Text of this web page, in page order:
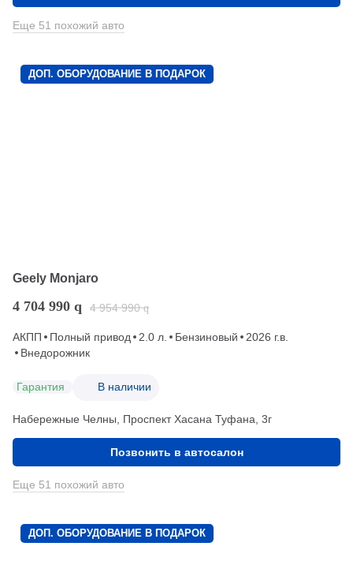
Еще 51 похожий авто
ДОП. ОБОРУДОВАНИЕ В ПОДАРОК
Geely Monjaro
4 704 990 q 4 954 990 q
АКПП Полный привод 2.0 л. Бензиновый
2026 г.в.
Внедорожник
Гарантия В наличии
Набережные Челны, Проспект Хасана Туфана, 3г
Позвонить в автосалон
Еще 51 похожий авто
ДОП. ОБОРУДОВАНИЕ В ПОДАРОК